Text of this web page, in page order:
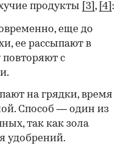
продукты
[3] , [4] :
еще до
ее рассыпают в
с
на грядки, время
Способ — один из
так как зола
удобрений.